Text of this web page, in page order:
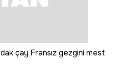
çay Fransız gezgini mest